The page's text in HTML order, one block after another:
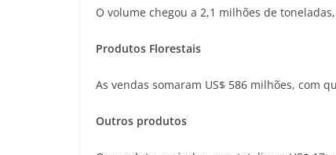
O volume chegou a 2,1 milhões de
Produtos Florestais
As vendas somaram US$ 586 milhões, com
Outros produtos